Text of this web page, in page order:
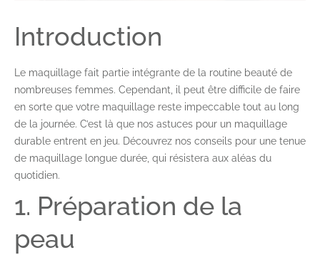
Introduction
Le maquillage fait partie intégrante de la routine beauté de
nombreuses femmes. Cependant, il peut être difficile de faire
en sorte que votre maquillage reste impeccable tout au long
de la journée. C’est là que nos astuces pour un maquillage
durable entrent en jeu. Découvrez nos conseils pour une tenue
de maquillage longue durée, qui résistera aux aléas du
quotidien.
1. Préparation de la
peau